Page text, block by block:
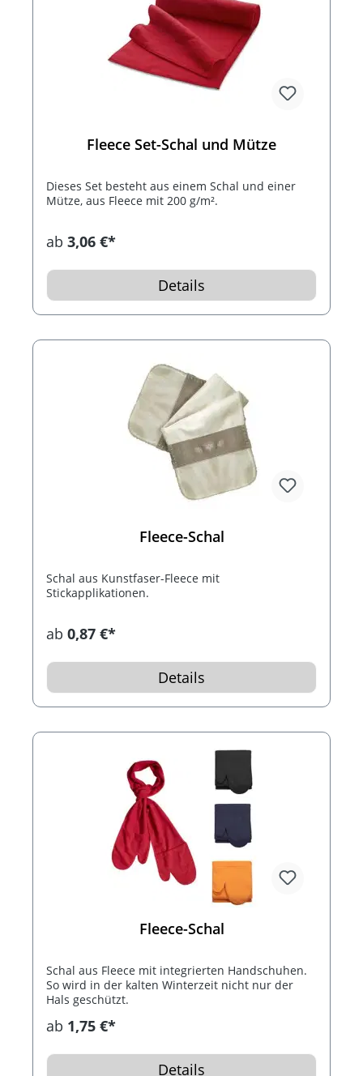
Fleece Set-Schal und Mütze
Dieses Set besteht aus einem Schal und einer
Mütze, aus Fleece mit 200 g/m².
ab 3,06 €*
Details
Fleece-Schal
Schal aus Kunstfaser-Fleece mit
Stickapplikationen.
ab 0,87 €*
Details
Fleece-Schal
Schal aus Fleece mit integrierten Handschuhen.
So wird in der kalten Winterzeit nicht nur der
Hals geschützt.
ab 1,75 €*
Details